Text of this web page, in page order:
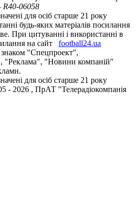
R40-06058
для осіб старше 21 року
будь-яких матеріалів посилання
При цитуванні і використанні в
на сайт
football24.ua
знаком "Спецпроект",
"Реклама", "Новини компаній"
для осіб старше 21 року
- 2026 , ПрАТ "Телерадіокомпанія